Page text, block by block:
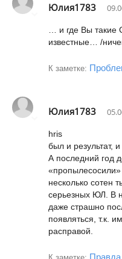
Юлия1783
… и где Вы такие
известные… /
К заметке:
Юлия1783
hris
был и результат,
А последний год
«пропылесосили»
несколько сотен
серьезных ЮЛ. В
даже страшно
появляться, т.к.
расправой.